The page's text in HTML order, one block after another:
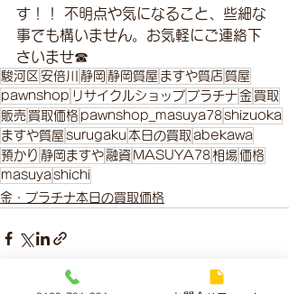
す！！ 不明点や気になること、些細な
事でも構いません。お気軽にご連絡下
さいませ☎
駿河区 安倍川 静岡 静岡質屋 ますや質店 質屋
pawnshop リサイクルショップ プラチナ 金 買取
販売 買取価格 pawnshop_masuya78shizuoka
ますや質屋 surugaku 本日の買取 abekawa
預かり 静岡ますや 融資 MASUYA78相場 価格
masuyashichi
金・プラチナ本日の買取価格